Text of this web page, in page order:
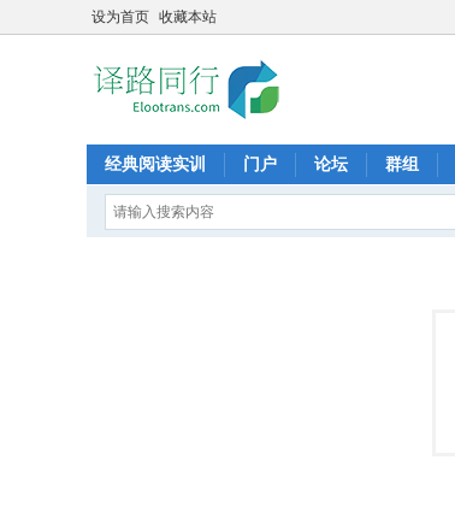
设为首页 收藏本站
经典阅读实训 门户 论坛 群组